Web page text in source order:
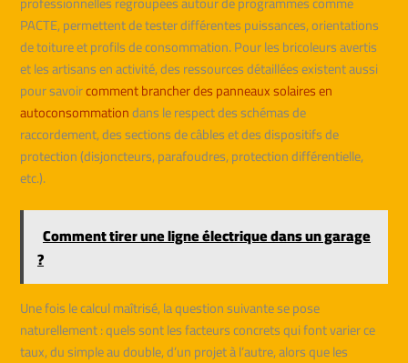
PACTE, permettent de tester différentes puissances, orientations
de toiture et profils de consommation. Pour les bricoleurs avertis
et les artisans en activité, des ressources détaillées existent aussi
pour savoircomment brancher des panneaux solaires en
autoconsommationdans le respect des schémas de
raccordement, des sections de câbles et des dispositifs de
protection (disjoncteurs, parafoudres, protection différentielle,
etc.).
Comment tirer une ligne électrique dans un garage
?
Une fois le calcul maîtrisé, la question suivante se pose
naturellement : quels sont les facteurs concrets qui font varier ce
taux, du simple au double, d’un projet à l’autre, alors que les